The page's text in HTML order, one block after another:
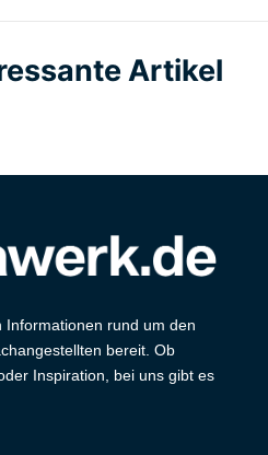
Artikel
Informationen rund um den
bereit. Ob
Inspiration, bei uns gibt es